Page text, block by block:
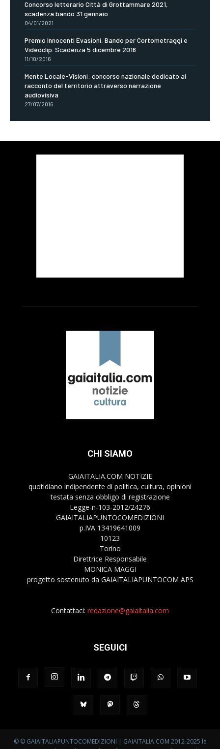
Concorso letterario Città di Grottammare 2021,
scadenza bando 31 gennaio
04/01/2021
Premio Innocenti Evasioni, Bando per Cortometraggi e
Videoclip. Scadenza 5 dicembre 2016
11/10/2016
Mente Locale-Visioni: concorso nazionale dedicato al
racconto del territorio attraverso narrazione
audiovisiva
27/07/2016
CHI SIAMO
GAIAITALIA.COM NOTIZIE
quotidiano indipendente di politica, cultura, opinioni
testata senza obbligo di registrazione
Legge-n-103-2012/24276
GAIAITALIAPUNTOCOMEDIZIONI
p.IVA 13419641009
10123
Torino
Direttrice Responsabile
MONICA MAGGI
progetto sostenuto da GAIAITALIAPUNTOCOM APS
Contattaci: redazione@gaiaitalia.com
SEGUICI
© © GAIAITALIAPUNTOCOMEDIZIONI | GAIAITALIA.COM 2012-2025 le